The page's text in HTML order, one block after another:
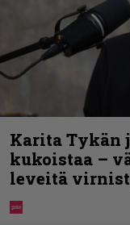
Karita Tykän
kukoistaa –
leveitä